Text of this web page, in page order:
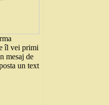
îl vei primi
mesaj de
un text